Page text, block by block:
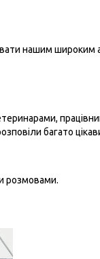
нашим
багато
розмовами.